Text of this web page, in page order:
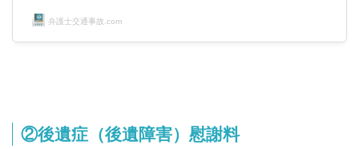
しかし、誰に相談すれば良いかもわからないし、保険会社
ハズです。そこで今回このページでは、そのような疑問を
弁護士交通事故.com
②後遺症（後遺障害）慰謝料